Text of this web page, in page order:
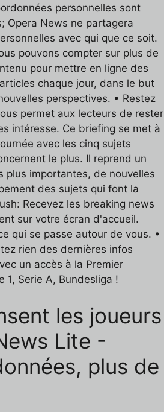
personnelles sont
Opera News ne partagera
avec qui que ce soit.
pouvons compter sur plus de
pour mettre en ligne des
chaque jour, dans le but
perspectives. • Restez
permet aux lecteurs de rester
intéresse. Ce briefing se met à
avec les cinq sujets
le plus. Il reprend un
plus importantes, de nouvelles
des sujets qui font la
Recevez les breaking news
sur votre écran d'accueil.
qui se passe autour de vous. •
rien des dernières infos
un accès à la Premier
1, Serie A, Bundesliga !
les joueurs
Lite -
plus de